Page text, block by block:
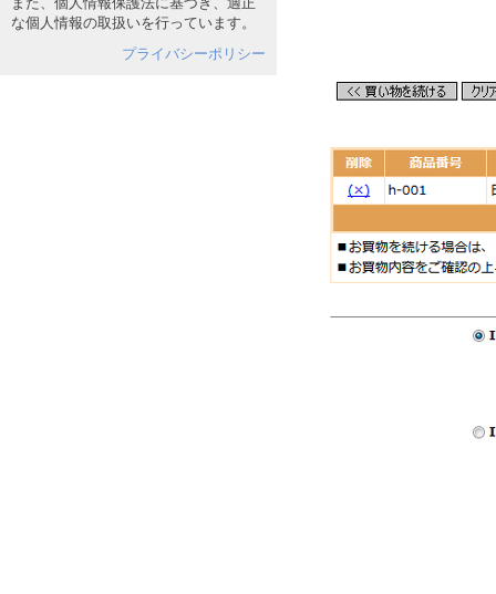
な個人情報の取扱いを行っています。
プライバシーポリシー